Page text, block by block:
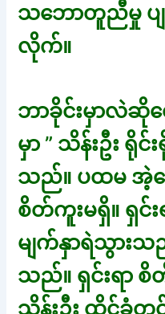
သဘောတူညီမှု ပ
လိုက်။
ဘာခိုင်းမှာလဲဆိုတ
မှာ ” သိန်းဦး ရိုင်
သည်။ ပထမ အဲ့လ
စိတ်ကူးမရှိ။ ရှင်
မျက်နှာရဲသွား
သည်။ ရှင်းရာ
သိန်းဦး ထိုင်ခုံတွ